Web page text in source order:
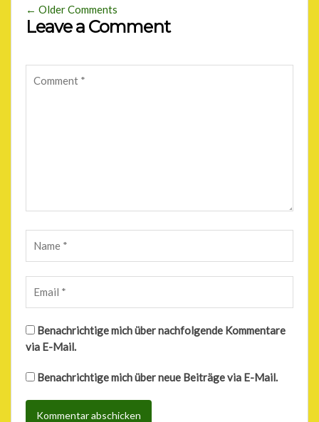
← Older Comments
Leave a Comment
Benachrichtige mich über nachfolgende Kommentare
via E-Mail.
Benachrichtige mich über neue Beiträge via E-Mail.